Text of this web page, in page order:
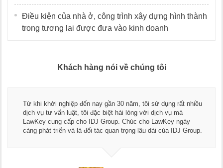
Điều kiện của nhà ở, công trình xây dựng hình thành
trong tương lai được đưa vào kinh doanh
Khách hàng nói về chúng tôi
Thay mặt Công ty Dương Cafe, tôi xin chân thành cảm ơn đội
ngũ luật sư, kế toán của LawKey. Thực sự yên tâm khi sử
dụng dịch vụ tư vấn pháp luật và kế toán thuế bên các bạn.
Chúc các bạn phát triển hơn, phục vụ tốt hơn cho cộng đồng